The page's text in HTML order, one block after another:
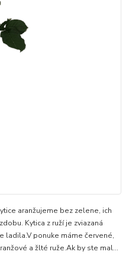
aranžujeme bez zelene, ich
Kytica z ruží je zviazaná
ladila.V ponuke máme červené,
a žlté ruže.Ak by ste mal...